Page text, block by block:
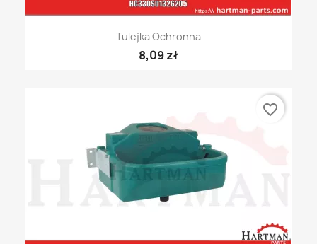
Tulejka Ochronna
8,09 zł
favorite_border